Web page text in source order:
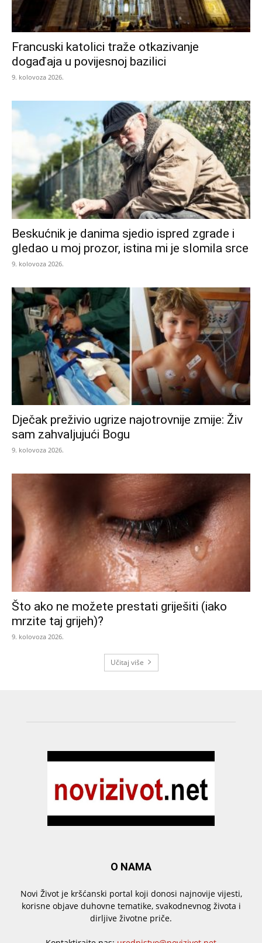
Francuski katolici traže otkazivanje
događaja u povijesnoj bazilici
9. kolovoza 2026.
Beskućnik je danima sjedio ispred zgrade i
gledao u moj prozor, istina mi je slomila srce
9. kolovoza 2026.
Dječak preživio ugrize najotrovnije zmije: Živ
sam zahvaljujući Bogu
9. kolovoza 2026.
Što ako ne možete prestati griješiti (iako
mrzite taj grijeh)?
9. kolovoza 2026.
Učitaj više
O NAMA
Novi Život je kršćanski portal koji donosi najnovije vijesti,
korisne objave duhovne tematike, svakodnevnog života i
dirljive životne priče.